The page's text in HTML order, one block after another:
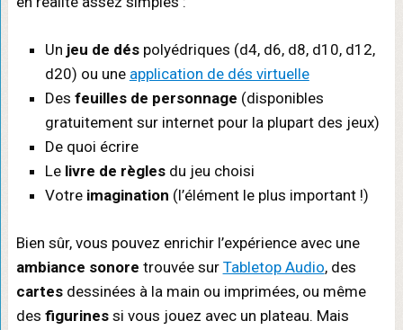
Un jeu de déspolyédriques (d4, d6, d8, d10, d12,
d20) ou une application de dés virtuelle
Des feuilles de personnage (disponibles
gratuitement sur internet pour la plupart des jeux)
De quoi écrire
Le livre de règlesdu jeu choisi
Votre imagination (l’élément le plus important !)
Bien sûr, vous pouvez enrichir l’expérience avec une
ambiance sonore trouvée sur Tabletop Audio, des
cartesdessinées à la main ou imprimées, ou même
des figurinessi vous jouez avec un plateau. Mais